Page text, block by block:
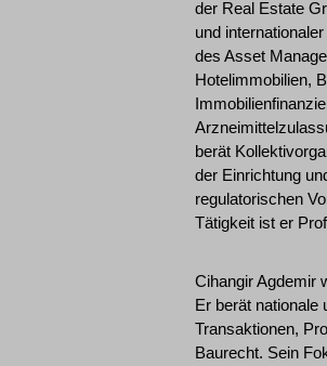
der Real Estate
und
des Asset
Hotelimmobilien,
berät
der Einrichtung
regulatorischen
Tätigkeit ist er
Cihangir Agdemir
Er berät nationale
Transaktionen,
Baurecht. Sein